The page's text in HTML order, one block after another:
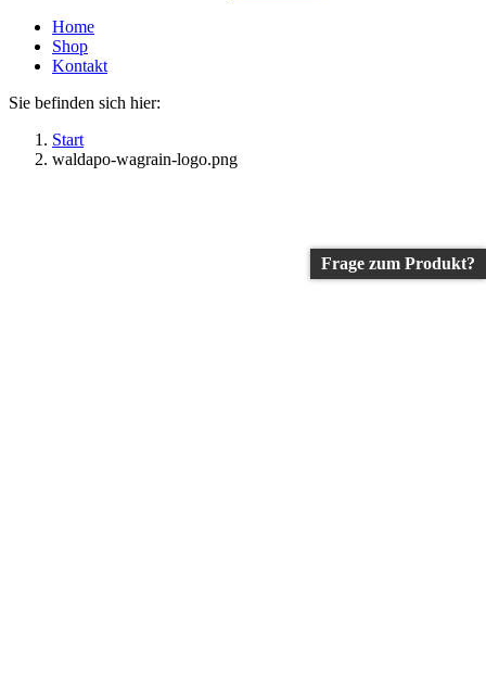
Home
Shop
Kontakt
Sie befinden sich hier:
Start
waldapo-wagrain-logo.png
Frage zum Produkt?